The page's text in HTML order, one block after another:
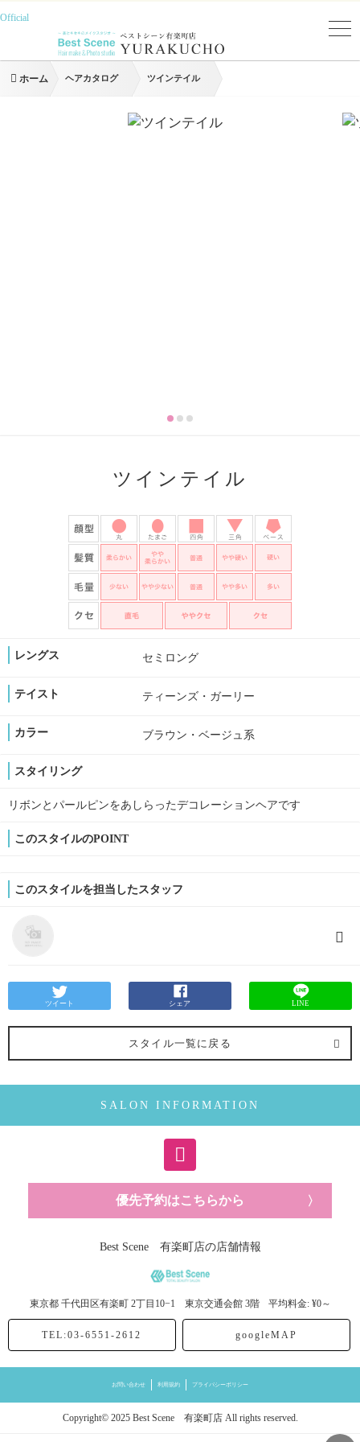
Official
ホーム ヘアカタログ ツインテイル
ツインテイル
レングス セミロング
テイスト ティーンズ・ガーリー
カラー ブラウン・ベージュ系
スタイリング
リボンとパールピンをあしらったデコレーションヘアです
このスタイルのPOINT
このスタイルを担当したスタッフ
ツイート シェア LINE
スタイル一覧に戻る
SALON INFORMATION
優先予約はこちらから
Best Scene 有楽町店の店舗情報
東京都 千代田区有楽町 2丁目10−1 東京交通会館 3階 平均料金: ¥0～
TEL:03-6551-2612 googleMAP
お問い合わせ 利用規約 プライバシーポリシー
Copyright© 2025 Best Scene 有楽町店 All rights reserved.